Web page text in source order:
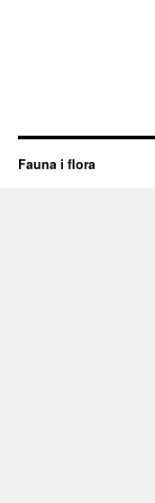
Fauna i flora